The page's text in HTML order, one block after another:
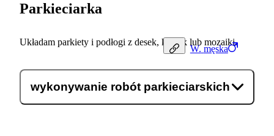
W. męska
Parkieciarka
Układam parkiety i podłogi z desek, klepek lub mozaiki.
wykonywanie robót parkieciarskich